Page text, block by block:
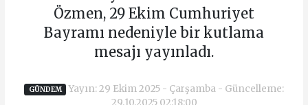
Özmen, 29 Ekim Cumhuriyet
Bayramı nedeniyle bir kutlama
mesajı yayınladı.
GÜNDEM
Yayın: 29 Ekim 2025 - Çarşamba - Güncelleme:
29.10.2025 02:18:00